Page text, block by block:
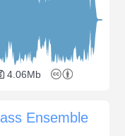
4.06Mb
Ensemble